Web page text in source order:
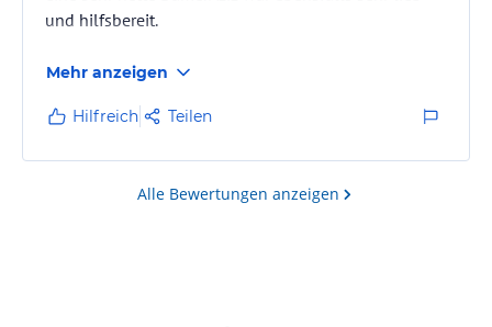
Shop, Parfum-Shop, T-Shirt-Shop und Supermarkt.
Hinweis: Allgemeine und unverbindliche
lies vor der Buchung die verbindlichen Angebotsdetails
und hilfsbereit.
Mehr anzeigen
Hilfreich Teilen
Alle Bewertungen anzeigen